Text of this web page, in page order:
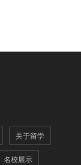
关于留学
名校展示